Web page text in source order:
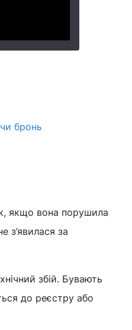
бронь
якщо вона порушила
з’явилася за
збій. Бувають
до реєстру або